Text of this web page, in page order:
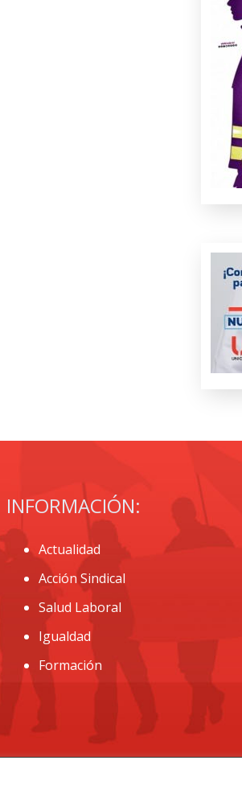
INFORMACIÓN:
Actualidad
Acción Sindical
Salud Laboral
Igualdad
Formación